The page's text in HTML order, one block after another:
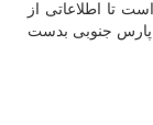
تا اطلاعاتی از
پارس جنوبی بدست